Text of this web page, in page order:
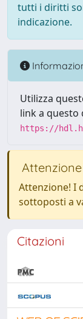
tutti i diritti
indicazione.
Utilizza
link a questo
https://
Attenzione
Attenzione! I
sottoposti a
Citazioni